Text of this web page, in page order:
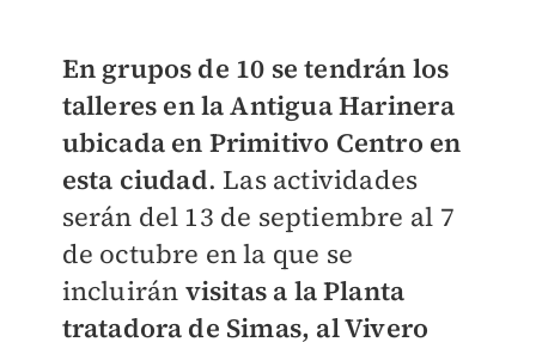
En grupos de 10 se tendrán los
talleres en la Antigua Harinera
ubicada en Primitivo Centro en
esta ciudad. Las actividades
serán del 13 de septiembre al 7
de octubre en la que se
incluirán visitas a la Planta
tratadora de Simas, al Vivero